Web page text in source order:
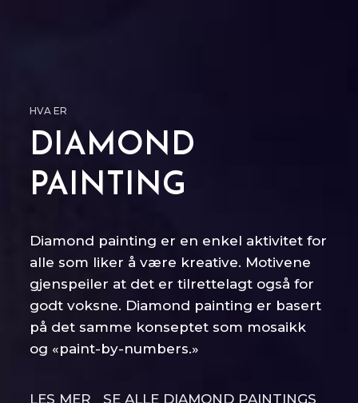
HVA ER
DIAMOND
PAINTING
Diamond painting er en enkel aktivitet for
alle som liker å være kreative. Motivene
gjenspeiler at det er tilrettelagt også for
godt voksne. Diamond painting er basert
på det samme konseptet som mosaikk
og «paint-by-numbers.»
LES MER SE ALLE DIAMOND PAINTINGS